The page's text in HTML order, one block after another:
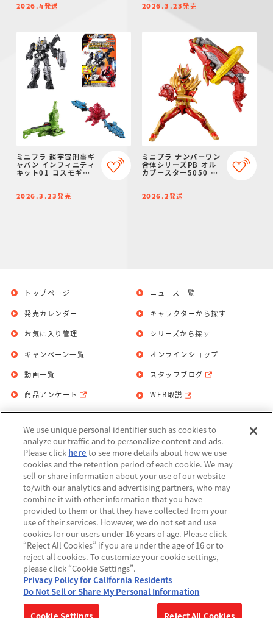
ダイ限定】
2026.4発送
ギャバリオンレーザー
2026.3.23発売
ミニプラ 超宇宙刑事ギ
ャバン インフィニティ
キット01 コスモギャ
ャバリオンクレーン ＆
ギャバリオンレーザー
2026.3.23発売
ミニプラ ナンバーワン
合体シリーズPB オル
カブースター5050 ＆
ウルフ【プレミアムバ
ンダイ限定】
2026.2発送
トップページ
発売カレンダー
お気に入り管理
ニュース一覧
キャラクターから探す
シリーズから探す
キャンペーン一覧
動画一覧
商品アンケート
オンラインショップ
スタッフブログ
WEB取説
お問い合わせ 個人情報保護方針
利用規約
Do Not Sell or Share My Personal
Information
アレルギー情報
©BANDAI
▼コピーライト一覧を表示する
We use unique personal identifier such as cookies to
analyze our traffic and to personalize content and ads.
Please click here to see more details about how we use
cookies and the retention period of each cookie. We may
sell or share information about your use of our website
to/with our analytics and advertising partners, who may
combine it with other information that you have
provided to them or that they have collected from your
use of their services. However, we do not set and use
cookies for our users under 16 years of age. Please click
“Reject All Cookies” if you are under the age of 16 or to
reject all cookies. To customize your cookie settings,
please click “Cookie Settings”.
Privacy Policy for California Residents
Do Not Sell or Share My Personal Information